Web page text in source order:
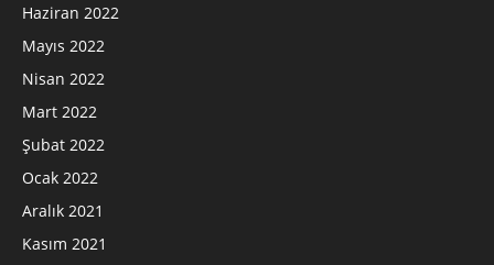
Haziran 2022
Mayıs 2022
Nisan 2022
Mart 2022
Şubat 2022
Ocak 2022
Aralık 2021
Kasım 2021